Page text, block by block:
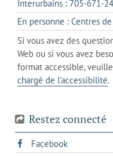
Interurbains : 705-671-
En personne : Centres
Si vous avez des
Web ou si vous avez
format accessible,
chargé de l'accessibilité.
Restez connecté
Facebooks'ouvre